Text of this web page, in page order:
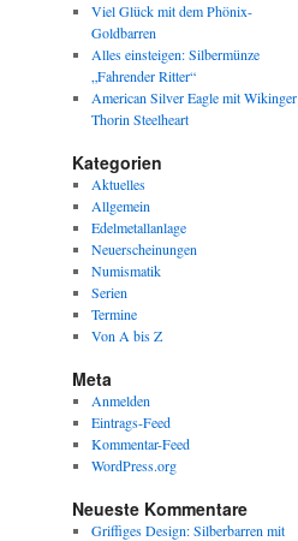
Viel Glück mit dem Phönix-
Goldbarren
Alles einsteigen: Silbermünze
„Fahrender Ritter“
American Silver Eagle mit Wikinger
Thorin Steelheart
Kategorien
Aktuelles
Allgemein
Edelmetallanlage
Neuerscheinungen
Numismatik
Serien
Termine
Von A bis Z
Meta
Anmelden
Eintrags-Feed
Kommentar-Feed
WordPress.org
Neueste Kommentare
Griffiges Design: Silberbarren mit